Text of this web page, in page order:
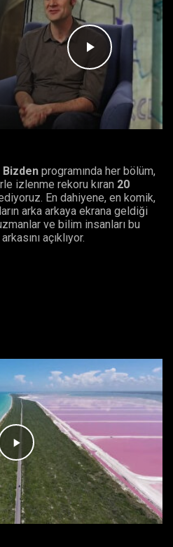
Videoyu
Oynat
Bizden programında her bölüm,
izlenme rekoru kıran 20
En dahiyene, en komik,
arka arkaya ekrana geldiği
ve bilim insanları bu
açıklıyor.